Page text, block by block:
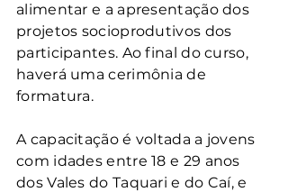
alimentar e a apresentação dos
projetos socioprodutivos dos
participantes. Ao final do curso,
haverá uma cerimônia de
formatura.
A capacitação é voltada a jovens
com idades entre 18 e 29 anos
dos Vales do Taquari e do Caí, e